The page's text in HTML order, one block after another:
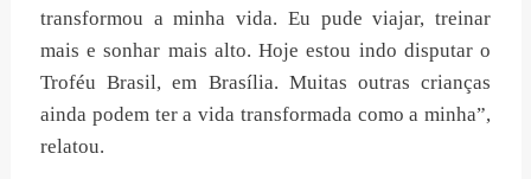
transformou a minha vida. Eu pude viajar, treinar
mais e sonhar mais alto. Hoje estou indo disputar o
Troféu Brasil, em Brasília. Muitas outras crianças
ainda podem ter a vida transformada como a minha”,
relatou.